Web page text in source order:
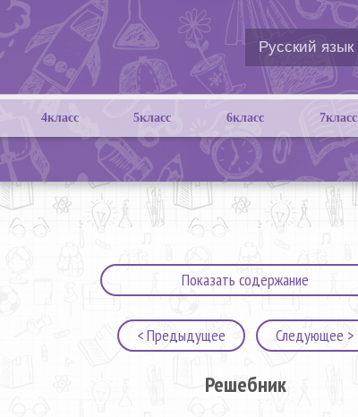
4класс 5класс 6класс 7класс
Показать содержание
< Предыдущее Следующее >
Решебник